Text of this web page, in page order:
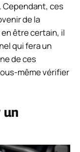
Cependant, ces
de la
en être certain, il
qui fera un
de ces
même vérifier
un